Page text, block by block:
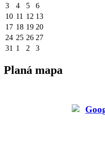
3 4 5 6
10 11 12 13
17 18 19 20
24 25 26 27
31 1 2 3
Planá mapa